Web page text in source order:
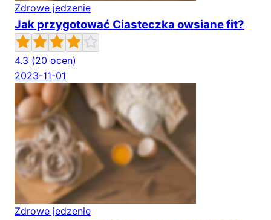
Zdrowe jedzenie
Jak przygotować Ciasteczka owsiane fit?
4.3 (20 ocen)
2023-11-01
Zdrowe jedzenie